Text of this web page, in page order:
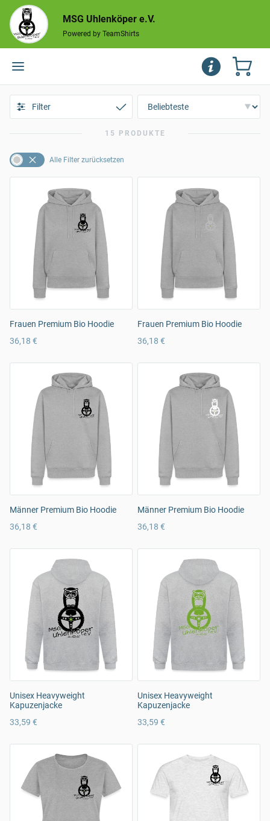
MSG Uhlenköper e.V.
Powered by TeamShirts
Filter
15 PRODUKTE
Alle Filter zurücksetzen
Frauen Premium Bio Hoodie
36,18 €
Frauen Premium Bio Hoodie
36,18 €
Männer Premium Bio Hoodie
36,18 €
Männer Premium Bio Hoodie
36,18 €
Unisex Heavyweight
Kapuzenjacke
33,59 €
Unisex Heavyweight
Kapuzenjacke
33,59 €